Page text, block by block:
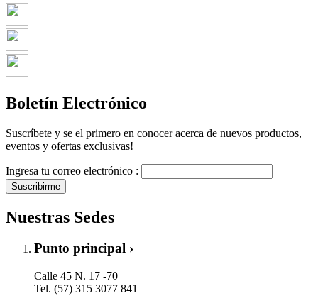
Boletín Electrónico
Suscríbete y se el primero en conocer acerca de nuevos productos,
eventos y ofertas exclusivas!
Ingresa tu correo electrónico :
Suscribirme
Nuestras Sedes
Punto principal ›
Calle 45 N. 17 -70
Tel. (57) 315 3077 841